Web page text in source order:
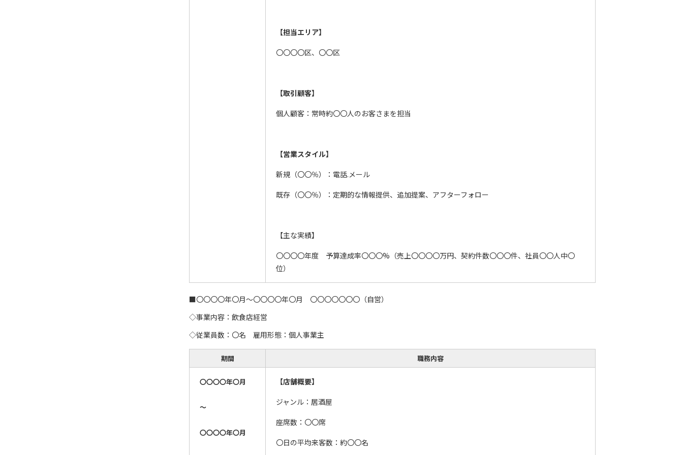
【担当エリア】
〇〇〇〇区、〇〇区
【取引顧客】
個人顧客：常時約〇〇人のお客さまを担当
【営業スタイル】
新規（〇〇％）：電話.メール
既存（〇〇％）：定期的な情報提供、追加提案、アフターフォロー
【主な実績】
〇〇〇〇年度 予算達成率〇〇〇%（売上〇〇〇〇万円、契約件数〇〇〇件、社員〇〇人中〇
位）
■〇〇〇〇年〇月～〇〇〇〇年〇月 〇〇〇〇〇〇〇（自営）
◇事業内容：飲食店経営
◇従業員数：〇名 雇用形態：個人事業主
期間 職務内容
〇〇〇〇年〇月
～
〇〇〇〇年〇月
【店舗概要】
ジャンル：居酒屋
座席数：〇〇席
〇日の平均来客数：約〇〇名